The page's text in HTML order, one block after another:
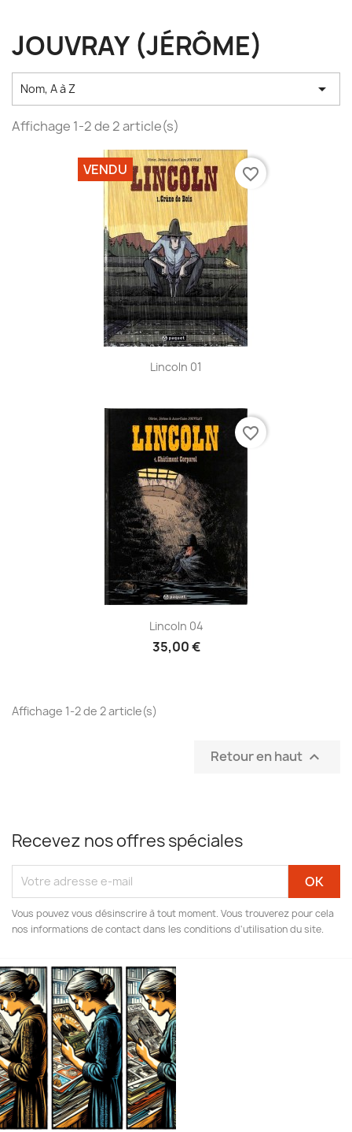
JOUVRAY (JÉRÔME)
Nom, A à Z 
Affichage 1-2 de 2 article(s)
Lincoln 01
VENDU favorite_border
Lincoln 04
35,00 €
favorite_border
Affichage 1-2 de 2 article(s)
Retour en haut 
Recevez nos offres spéciales
Vous pouvez vous désinscrire à tout moment. Vous trouverez pour cela
nos informations de contact dans les conditions d'utilisation du site.